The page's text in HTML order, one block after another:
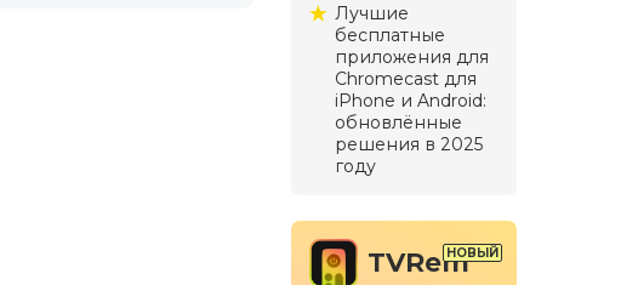
Лучшие
бесплатные
приложения для
Chromecast для
iPhone и Android:
обновлённые
решения в 2025
году
TVRem